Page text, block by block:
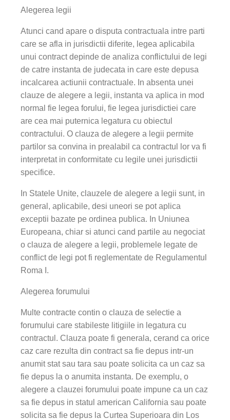
Alegerea legii
Atunci cand apare o disputa contractuala intre parti
care se afla in jurisdictii diferite, legea aplicabila
unui contract depinde de analiza conflictului de legi
de catre instanta de judecata in care este depusa
incalcarea actiunii contractuale. In absenta unei
clauze de alegere a legii, instanta va aplica in mod
normal fie legea forului, fie legea jurisdictiei care
are cea mai puternica legatura cu obiectul
contractului. O clauza de alegere a legii permite
partilor sa convina in prealabil ca contractul lor va fi
interpretat in conformitate cu legile unei jurisdictii
specifice.
In Statele Unite, clauzele de alegere a legii sunt, in
general, aplicabile, desi uneori se pot aplica
exceptii bazate pe ordinea publica. In Uniunea
Europeana, chiar si atunci cand partile au negociat
o clauza de alegere a legii, problemele legate de
conflict de legi pot fi reglementate de Regulamentul
Roma I.
Alegerea forumului
Multe contracte contin o clauza de selectie a
forumului care stabileste litigiile in legatura cu
contractul. Clauza poate fi generala, cerand ca orice
caz care rezulta din contract sa fie depus intr-un
anumit stat sau tara sau poate solicita ca un caz sa
fie depus la o anumita instanta. De exemplu, o
alegere a clauzei forumului poate impune ca un caz
sa fie depus in statul american California sau poate
solicita sa fie depus la Curtea Superioara din Los